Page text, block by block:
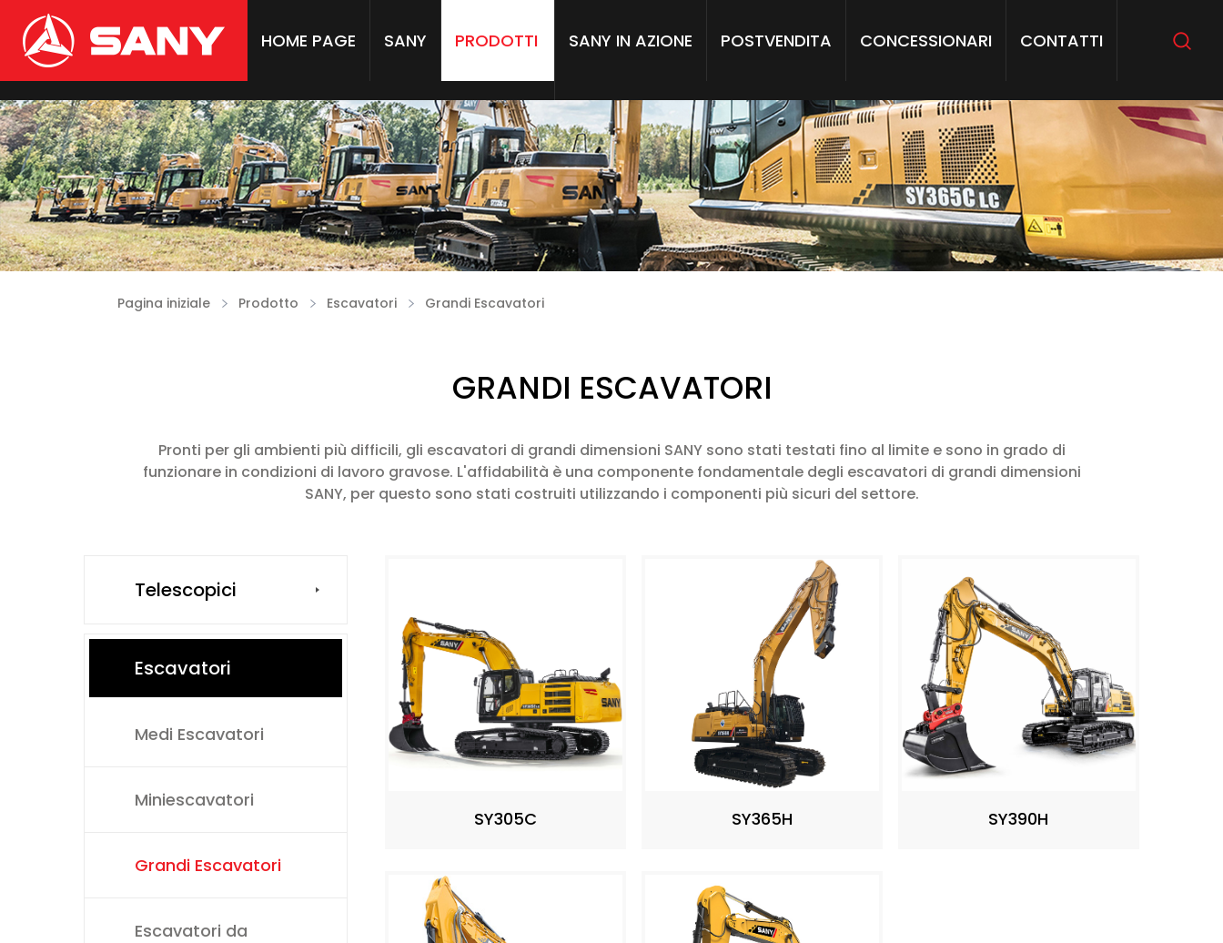
HOME PAGE SANY PRODOTTI SANY IN AZIONE POSTVENDITA CONCESSIONARI CONTATTI
Pagina iniziale Prodotto Escavatori Grandi Escavatori
GRANDI ESCAVATORI
Pronti per gli ambienti più difficili, gli escavatori di grandi dimensioni SANY sono stati testati fino al limite e sono in grado di
funzionare in condizioni di lavoro gravose. L'affidabilità è una componente fondamentale degli escavatori di grandi dimensioni
SANY, per questo sono stati costruiti utilizzando i componenti più sicuri del settore.
Telescopici
Escavatori
Medi Escavatori
Miniescavatori
Grandi Escavatori
Escavatori da
SY305C SY365H SY390H